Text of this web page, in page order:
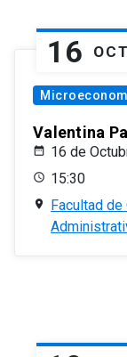
16 OCT
Valentina
16 de
15:30
Facultad